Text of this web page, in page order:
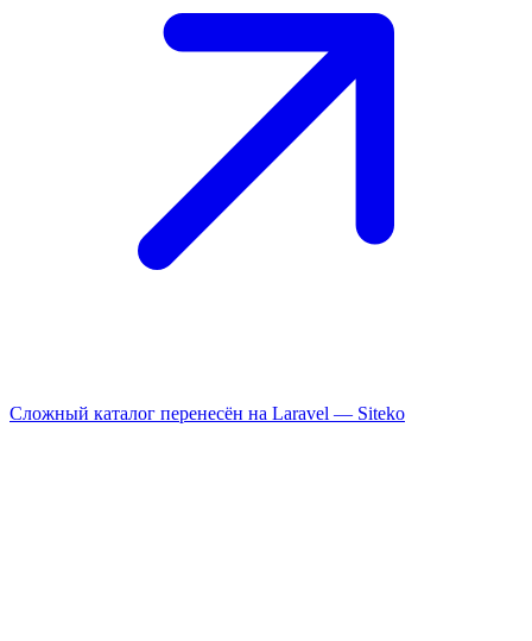
Сложный каталог перенесён на Laravel — Siteko